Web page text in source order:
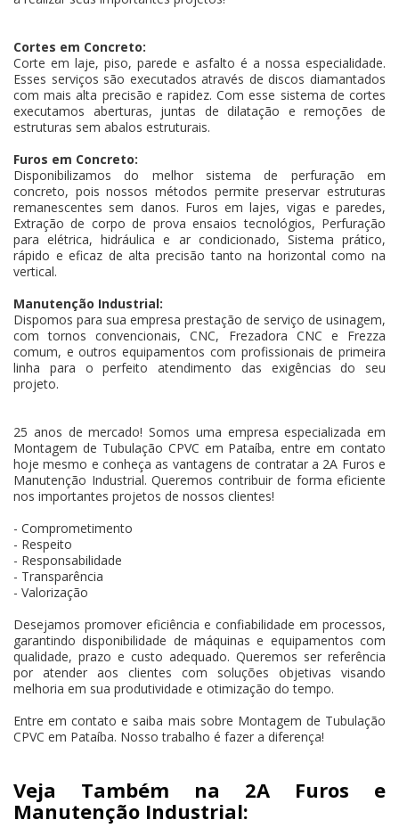
Cortes em Concreto:
Corte em laje, piso, parede e asfalto é a nossa especialidade.
Esses serviços são executados através de discos diamantados
com mais alta precisão e rapidez. Com esse sistema de cortes
executamos aberturas, juntas de dilatação e remoções de
estruturas sem abalos estruturais.
Furos em Concreto:
Disponibilizamos do melhor sistema de perfuração em
concreto, pois nossos métodos permite preservar estruturas
remanescentes sem danos. Furos em lajes, vigas e paredes,
Extração de corpo de prova ensaios tecnológios, Perfuração
para elétrica, hidráulica e ar condicionado, Sistema prático,
rápido e eficaz de alta precisão tanto na horizontal como na
vertical.
Manutenção Industrial:
Dispomos para sua empresa prestação de serviço de usinagem,
com tornos convencionais, CNC, Frezadora CNC e Frezza
comum, e outros equipamentos com profissionais de primeira
linha para o perfeito atendimento das exigências do seu
projeto.
25 anos de mercado! Somos uma empresa especializada em
Montagem de Tubulação CPVC em Pataíba, entre em contato
hoje mesmo e conheça as vantagens de contratar a 2A Furos e
Manutenção Industrial. Queremos contribuir de forma eficiente
nos importantes projetos de nossos clientes!
- Comprometimento
- Respeito
- Responsabilidade
- Transparência
- Valorização
Desejamos promover eficiência e confiabilidade em processos,
garantindo disponibilidade de máquinas e equipamentos com
qualidade, prazo e custo adequado. Queremos ser referência
por atender aos clientes com soluções objetivas visando
melhoria em sua produtividade e otimização do tempo.
Entre em contato e saiba mais sobre Montagem de Tubulação
CPVC em Pataíba. Nosso trabalho é fazer a diferença!
Veja Também na 2A Furos e
Manutenção Industrial: